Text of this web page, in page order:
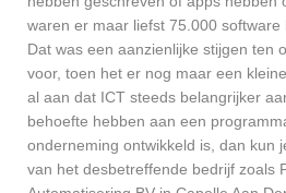
waren er maar liefst 75.000 software
Dat was een aanzienlijke stijgen ten
voor, toen het er nog maar een
al aan dat ICT steeds belangrijker
behoefte hebben aan een
onderneming ontwikkeld is, dan kun
van het desbetreffende bedrijf zoals